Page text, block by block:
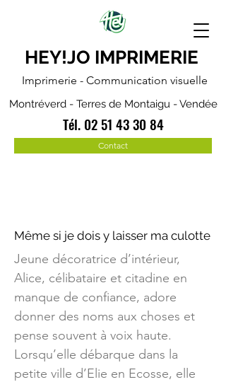
HEY!JO IMPRIMERIE
Imprimerie - Communication visuelle
Montréverd - Terres de Montaigu - Vendée
Tél. 02 51 43 30 84
Contact
Même si je dois y laisser ma culotte
Jeune décoratrice d’intérieur,
Alice, célibataire et citadine en
manque de confiance, adore
donner des noms aux choses et
pense souvent à voix haute.
Lorsqu’elle débarque dans la
petite ville d’Elie en Ecosse, elle